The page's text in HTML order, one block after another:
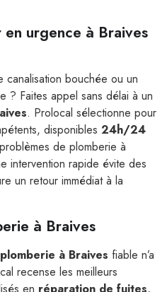
en urgence à Braives
canalisation bouchée ou un
? Faites appel sans délai à un
. Prolocal sélectionne pour
disponibles 24h/24
de plomberie à
intervention rapide évite des
un retour immédiat à la
à Braives
à Braives fiable n’a
recense les meilleurs
en réparation de fuites,